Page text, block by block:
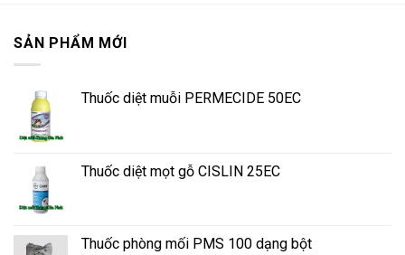
SẢN PHẨM MỚI
Thuốc diệt muỗi PERMECIDE 50EC
Thuốc diệt mọt gỗ CISLIN 25EC
Thuốc phòng mối PMS 100 dạng bột